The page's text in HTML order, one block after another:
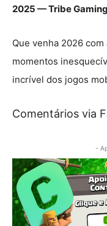
2025 — Tribe
Que venha 2026
momentos
incrível dos jogos
Comentários via
-